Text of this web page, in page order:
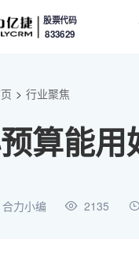
股票代码
833629
> 行业聚焦
算能
力小编 2135